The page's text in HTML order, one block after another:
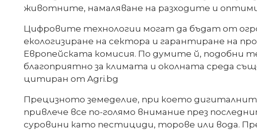
животните, намаляване на разходите и
Цифровите технологии могат да бъдат от
екологизиране на сектора и гарантиране на
Европейската комисия. По думите й, подобни
благоприятно за климата и околната среда
цитиран от Agri.bg
Прецизното земеделие, при което
привлече все по-голямо внимание през
суровини като пестициди, торове или вода.